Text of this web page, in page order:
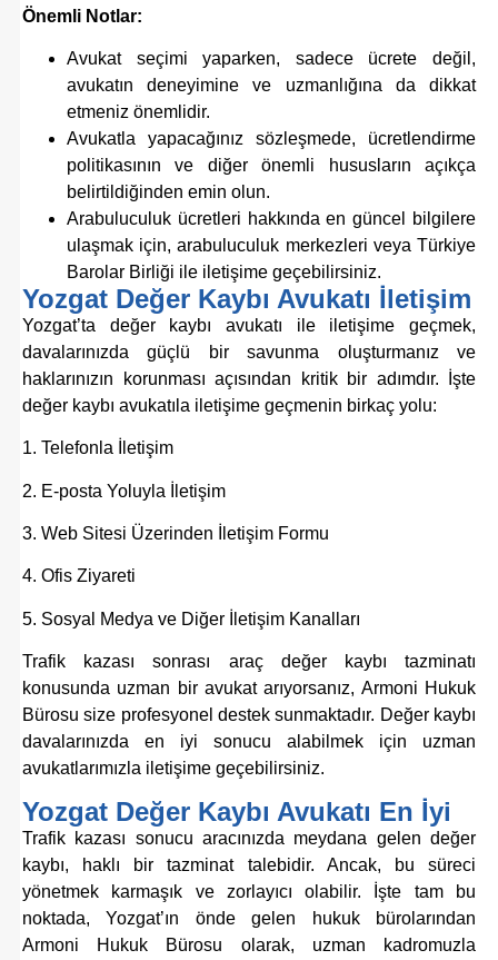
Önemli Notlar:
Avukat seçimi yaparken, sadece ücrete değil,
avukatın deneyimine ve uzmanlığına da dikkat
etmeniz önemlidir.
Avukatla yapacağınız sözleşmede, ücretlendirme
politikasının ve diğer önemli hususların açıkça
belirtildiğinden emin olun.
Arabuluculuk ücretleri hakkında en güncel bilgilere
ulaşmak için, arabuluculuk merkezleri veya Türkiye
Barolar Birliği ile iletişime geçebilirsiniz.
Yozgat Değer Kaybı Avukatı İletişim
Yozgat’ta değer kaybı avukatı ile iletişime geçmek,
davalarınızda güçlü bir savunma oluşturmanız ve
haklarınızın korunması açısından kritik bir adımdır. İşte
değer kaybı avukatıla iletişime geçmenin birkaç yolu:
1. Telefonla İletişim
2. E-posta Yoluyla İletişim
3. Web Sitesi Üzerinden İletişim Formu
4. Ofis Ziyareti
5. Sosyal Medya ve Diğer İletişim Kanalları
Trafik kazası sonrası araç değer kaybı tazminatı
konusunda uzman bir avukat arıyorsanız, Armoni Hukuk
Bürosu size profesyonel destek sunmaktadır. Değer kaybı
davalarınızda en iyi sonucu alabilmek için uzman
avukatlarımızla iletişime geçebilirsiniz.
Yozgat Değer Kaybı Avukatı En İyi
Trafik kazası sonucu aracınızda meydana gelen değer
kaybı, haklı bir tazminat talebidir. Ancak, bu süreci
yönetmek karmaşık ve zorlayıcı olabilir. İşte tam bu
noktada, Yozgat’ın önde gelen hukuk bürolarından
Armoni Hukuk Bürosu olarak, uzman kadromuzla